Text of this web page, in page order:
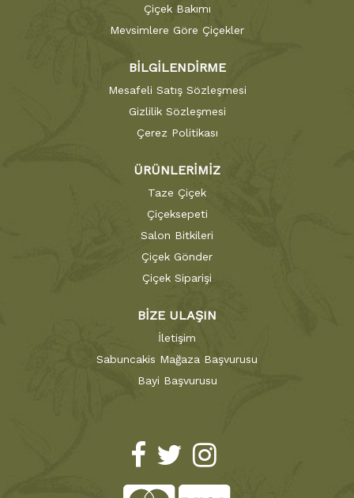
Çiçek Bakımı
Mevsimlere Göre Çiçekler
BİLGİLENDİRME
Mesafeli Satış Sözleşmesi
Gizlilik Sözleşmesi
Çerez Politikası
ÜRÜNLERİMİZ
Taze Çiçek
Çiçeksepeti
Salon Bitkileri
Çiçek Gönder
Çiçek Siparişi
BİZE ULAŞIN
İletişim
Sabuncakis Mağaza Başvurusu
Bayi Başvurusu